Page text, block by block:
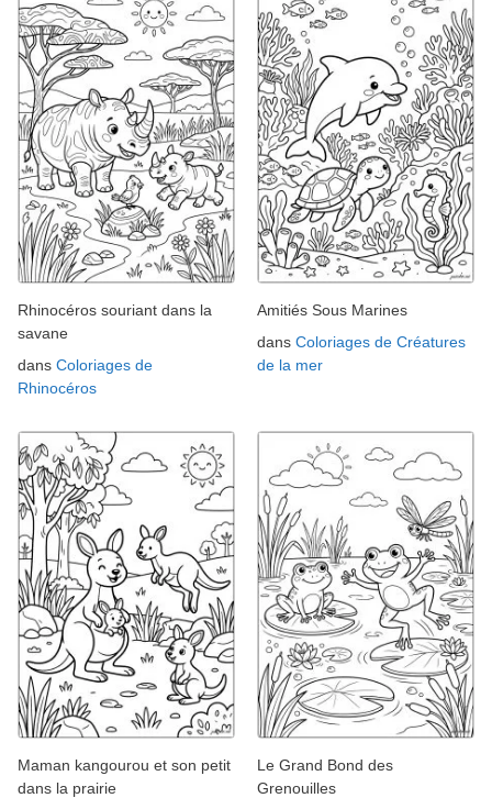
Rhinocéros souriant dans la
savane
dans Coloriages de
Rhinocéros
Amitiés Sous Marines
dans Coloriages de Créatures
de la mer
Maman kangourou et son petit
dans la prairie
Le Grand Bond des
Grenouilles